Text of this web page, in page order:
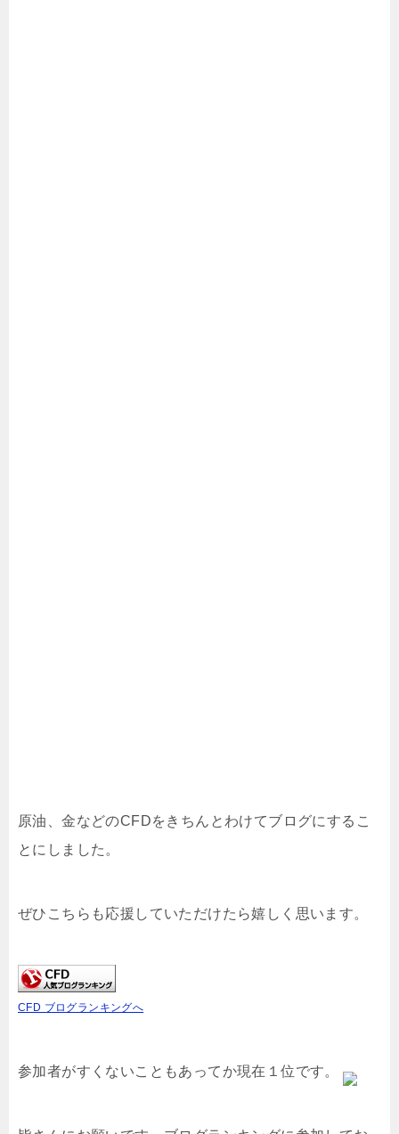
原油、金などのCFDをきちんとわけてブログにするこ
とにしました。
ぜひこちらも応援していただけたら嬉しく思います。
CFD ブログランキングへ
参加者がすくないこともあってか現在１位です。